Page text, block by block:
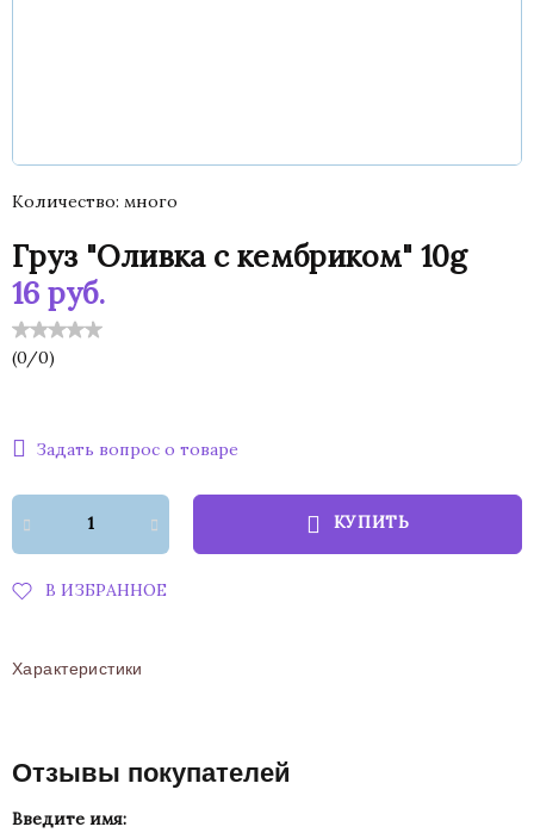
Количество много
Груз "Оливка с кембриком" 10g
16 руб.
(0/0)
Задать вопрос о товаре
КУПИТЬ
В ИЗБРАННОЕ
Характеристики
Отзывы покупателей
Введите имя: